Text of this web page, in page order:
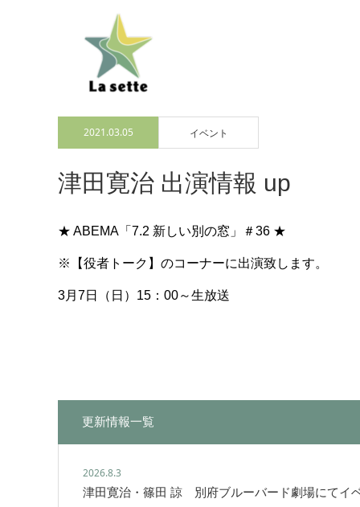
2021.03.05 イベント
津田寛治 出演情報 up
★ ABEMA「7.2 新しい別の窓」＃36 ★
※【役者トーク】のコーナーに出演致します。
3月7日（日）15：00～生放送
更新情報一覧
2026.8.3
津田寛治・篠田 諒 別府ブルーバード劇場にてイ